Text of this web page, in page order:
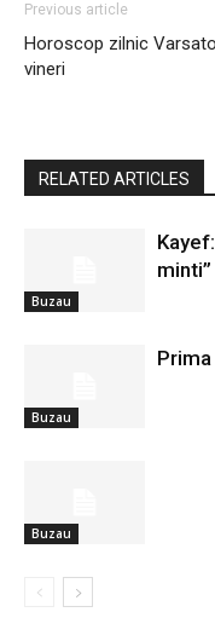
Previous article
Horoscop zilnic
vineri
RELATED ARTICLES
Buzau
minti”
Buzau
Prima
Buzau